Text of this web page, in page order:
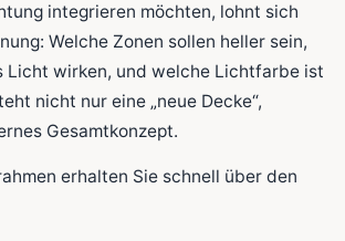
integrieren möchten, lohnt sich
Welche Zonen sollen heller sein,
Licht wirken, und welche Lichtfarbe ist
nicht nur eine „neue Decke“,
Gesamtkonzept.
erhalten Sie schnell über den